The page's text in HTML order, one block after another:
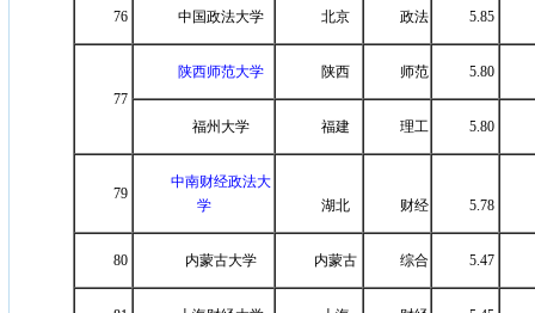
76 中国政法大学 北京 政法 5.85
77
陕西师范大学 陕西 师范 5.80
福州大学 福建 理工 5.80
79
中南财经政法大
学
湖北 财经 5.78
80 内蒙古大学 内蒙古 综合 5.47